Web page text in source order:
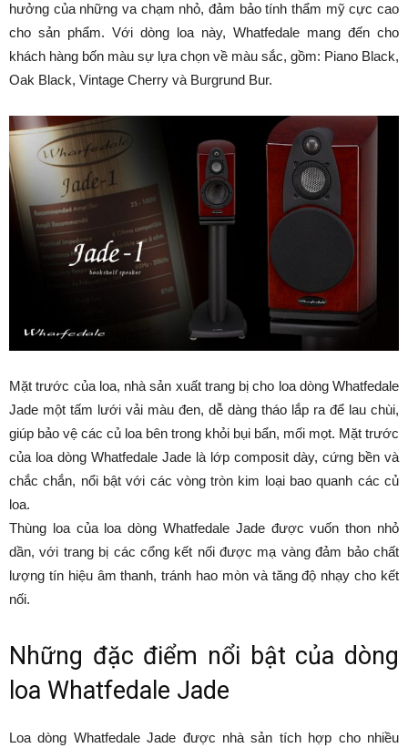
hưởng của những va chạm nhỏ, đảm bảo tính thẩm mỹ cực cao
cho sản phẩm. Với dòng loa này, Whatfedale mang đến cho
khách hàng bốn màu sự lựa chọn về màu sắc, gồm: Piano Black,
Oak Black, Vintage Cherry và Burgrund Bur.
Mặt trước của loa, nhà sản xuất trang bị cho loa dòng Whatfedale
Jade một tấm lưới vải màu đen, dễ dàng tháo lắp ra để lau chùi,
giúp bảo vệ các củ loa bên trong khỏi bụi bẩn, mối mọt. Mặt trước
của loa dòng Whatfedale Jade là lớp composit dày, cứng bền và
chắc chắn, nổi bật với các vòng tròn kim loại bao quanh các củ
loa.
Thùng loa của loa dòng Whatfedale Jade được vuốn thon nhỏ
dần, với trang bị các cổng kết nối được mạ vàng đảm bảo chất
lượng tín hiệu âm thanh, tránh hao mòn và tăng độ nhạy cho kết
nối.
Những đặc điểm nổi bật của dòng
loa Whatfedale Jade
Loa dòng Whatfedale Jade được nhà sản tích hợp cho nhiều